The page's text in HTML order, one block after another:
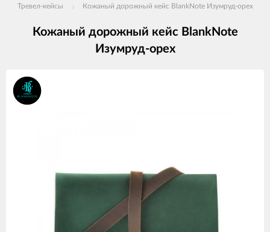
Тревел-кейсы
Кожаный дорожный кейс BlankNote Изумруд-орех
Кожаный дорожный кейс BlankNote
Изумруд-орех
Изображения
товаров